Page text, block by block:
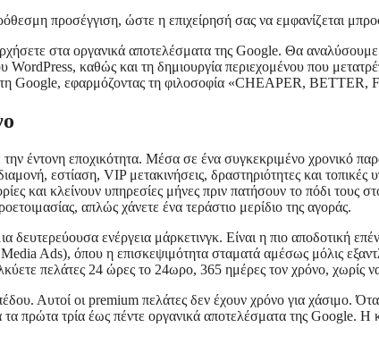
προσέγγιση, ώστε η επιχείρησή σας να εμφανίζεται
στα οργανικά αποτελέσματα της Google. Θα αναλύσουμε
WordPress, καθώς και τη δημιουργία περιεχομένου που
Google, εφαρμόζοντας τη φιλοσοφία «CHEAPER,
την έντονη εποχικότητα. Μέσα σε ένα συγκεκριμένο χρονικό
εστίαση, VIP μετακινήσεις, δραστηριότητες και
και κλείνουν υπηρεσίες μήνες πριν πατήσουν το πόδι τους
απλώς χάνετε ένα τεράστιο μερίδιο της αγοράς.
ενέργεια μάρκετινγκ. Είναι η πιο αποδοτική
Ads), όπου η επισκεψιμότητα σταματά αμέσως μόλις
πελάτες 24 ώρες το 24ωρο, 365 ημέρες τον χρόνο, χωρίς
Αυτοί οι premium πελάτες δεν έχουν χρόνο για χάσιμο.
πρώτα τρία έως πέντε οργανικά αποτελέσματα της Google. Η